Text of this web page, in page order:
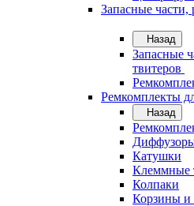
Запасные части,
Назад
Запасные
твитеров
Ремкомплекты
Назад
Катушки
Клеммные
Колпаки
Корзины и